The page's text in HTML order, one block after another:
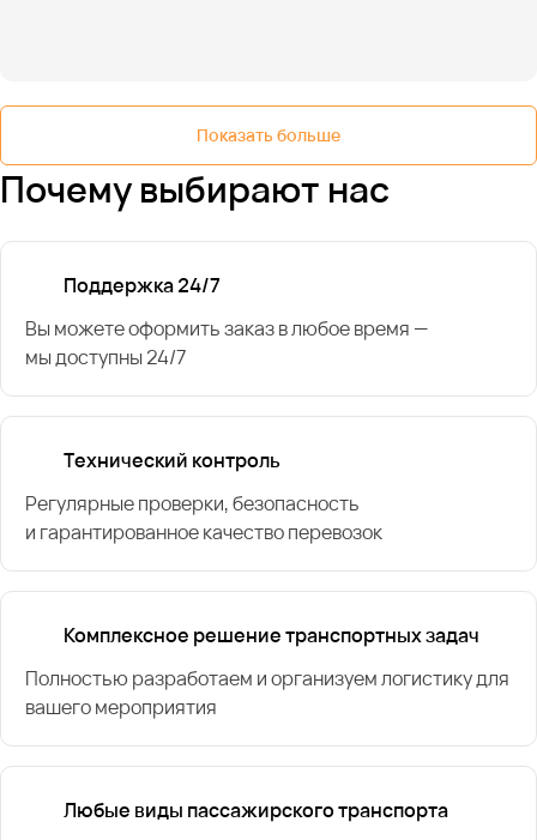
Показать больше
Почему выбирают нас
Поддержка 24/7
Вы можете оформить заказ в любое время —
мы доступны 24/7
Технический контроль
Регулярные проверки, безопасность
и гарантированное качество перевозок
Комплексное решение транспортных задач
Полностью разработаем и организуем логистику для
вашего мероприятия
Любые виды пассажирского транспорта